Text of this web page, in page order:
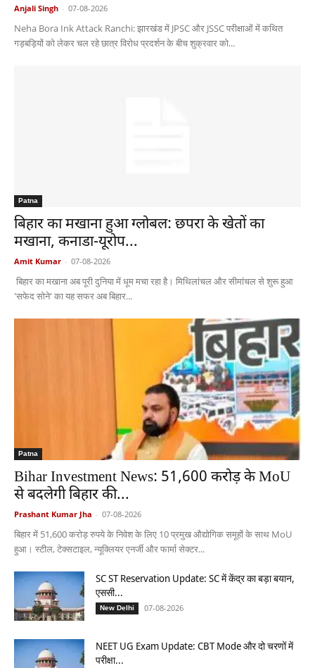
Anjali Singh - 07-08-2026
Neha Bora Ink Attack Ranchi: झारखंड में JPSC और JSSC परीक्षाओं में कथित
गड़बड़ियों को लेकर चल रहे छात्र विरोध प्रदर्शन के बीच शुक्रवार को...
Patna
बिहार का मखाना हुआ ग्लोबल: छपरा के खेतों का
मखाना, कनाडा-यूरोप...
Amit Kumar - 07-08-2026
बिहार का मखाना अब पूरी दुनिया में धूम मचा रहा है। मिथिलांचल और सीमांचल से शुरू हुआ
'सफेद सोने' का यह सफर अब बिहार...
Patna
Bihar Investment News: 51,600 करोड़ के MoU
से बदलेगी बिहार की...
Prashant Kumar Jha - 07-08-2026
बिहार में 51,600 करोड़ रुपये के निवेश के लिए 10 प्रमुख औद्योगिक समूहों के साथ MoU
हुआ। स्टील, टेक्सटाइल, न्यूक्लियर एनर्जी और फार्मा सेक्टर...
SC ST Reservation Update: SC में केंद्र का बड़ा बयान,
एससी...
New Delhi 07-08-2026
NEET UG Exam Update: CBT Mode और दो चरणों में
परीक्षा...